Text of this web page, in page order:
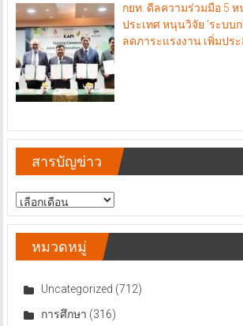
กยท. ดีลความร่วมมือ 5 ห
ประเทศ หนุนวิจัย ‘ระบบ
ลดภาระแรงงาน เพิ่มปร
สารบัญข่าว
สารบัญ
ข่าว
หมวดหมู่
Uncategorized (712)
การศึกษา (316)